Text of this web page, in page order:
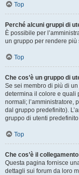
Top
Perché alcuni gruppi di
È possibile per
un gruppo per rendere
Top
Che cos’è un gruppo di
Se sei membro di più di
determina il colore e quali
normali; l’amministratore,
dal gruppo predefinito).
gruppo di utenti
Top
Che cos’è il
Questa pagina fornisce
dettagli sui forum da loro